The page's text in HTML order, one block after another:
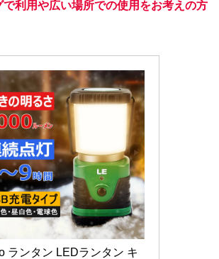
で利用や広い場所での使用をお考えの方
ランタン LEDランタン キ